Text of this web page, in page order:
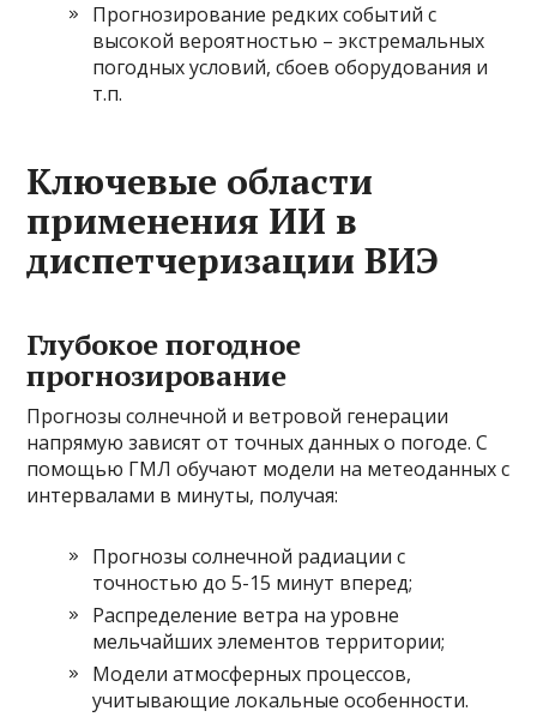
Прогнозирование редких событий с
высокой вероятностью – экстремальных
погодных условий, сбоев оборудования и
т.п.
Ключевые области
применения ИИ в
диспетчеризации ВИЭ
Глубокое погодное
прогнозирование
Прогнозы солнечной и ветровой генерации
напрямую зависят от точных данных о погоде. С
помощью ГМЛ обучают модели на метеоданных с
интервалами в минуты, получая:
Прогнозы солнечной радиации с
точностью до 5-15 минут вперед;
Распределение ветра на уровне
мельчайших элементов территории;
Модели атмосферных процессов,
учитывающие локальные особенности.